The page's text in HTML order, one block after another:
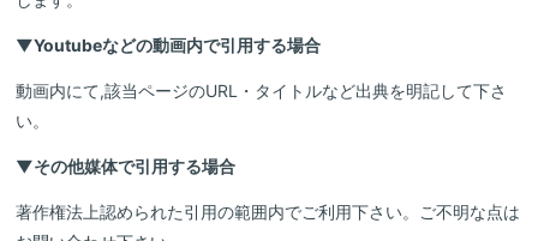
▼Youtubeなどの動画内で引用する場合
動画内にて,該当ページのURL・タイトルなど出典を明記して下さ
い。
▼その他媒体で引用する場合
著作権法上認められた引用の範囲内でご利用下さい。ご不明な点は